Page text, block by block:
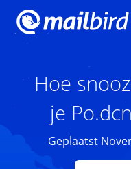
Hoe
je
Geplaatst